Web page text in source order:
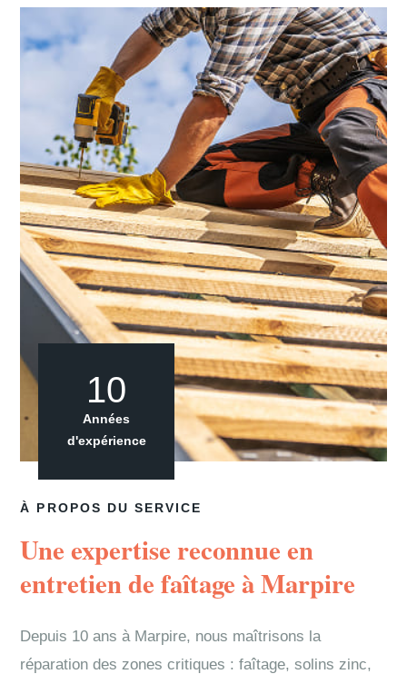
À PROPOS DU SERVICE
Une expertise reconnue en
entretien de faîtage à Marpire
Depuis 10 ans à Marpire, nous maîtrisons la
réparation des zones critiques : faîtage, solins zinc,
10
Années
d'expérience